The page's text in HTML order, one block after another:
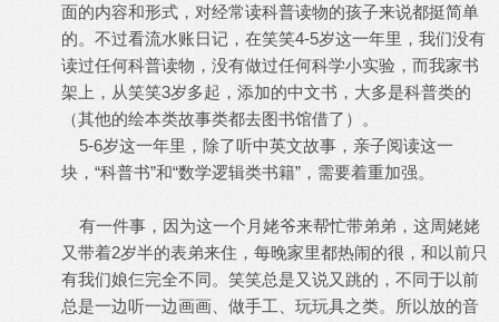
面的内容和形式，对经常读科普读物的孩子来说都挺简单
的。不过看流水账日记，在笑笑4-5岁这一年里，我们没有
读过任何科普读物，没有做过任何科学小实验，而我家书
架上，从笑笑3岁多起，添加的中文书，大多是科普类的
（其他的绘本类故事类都去图书馆借了）。
5-6岁这一年里，除了听中英文故事，亲子阅读这一
块，“科普书”和“数学逻辑类书籍”，需要着重加强。
有一件事，因为这一个月姥爷来帮忙带弟弟，这周姥姥
又带着2岁半的表弟来住，每晚家里都热闹的很，和以前只
有我们娘仨完全不同。笑笑总是又说又跳的，不同于以前
总是一边听一边画画、做手工、玩玩具之类。所以放的音